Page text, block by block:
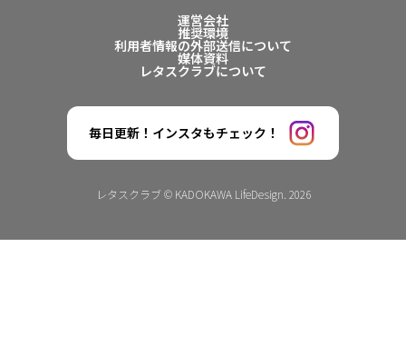
運営会社
推奨環境
利用者情報の外部送信について
媒体資料
レタスクラブについて
毎日更新！インスタもチェック！
レタスクラブ © KADOKAWA LifeDesign. 2026